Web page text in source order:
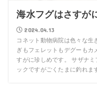
海水フグはさすが
2024.04.13
コネット動物病院は色々な生
ぎもフェレットもデグーもカ
すがに珍しめです。 サザナ
ックですがごくたまに釣れま